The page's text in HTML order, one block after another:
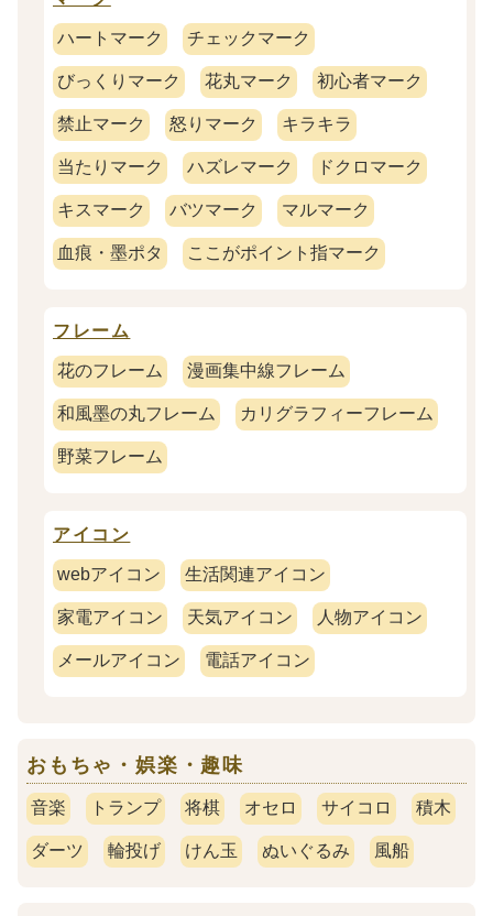
ハートマーク チェックマーク
びっくりマーク 花丸マーク 初心者マーク
禁止マーク 怒りマーク キラキラ
当たりマーク ハズレマーク ドクロマーク
キスマーク バツマーク マルマーク
血痕・墨ポタ ここがポイント指マーク
フレーム
花のフレーム 漫画集中線フレーム
和風墨の丸フレーム カリグラフィーフレーム
野菜フレーム
アイコン
webアイコン 生活関連アイコン
家電アイコン 天気アイコン 人物アイコン
メールアイコン 電話アイコン
おもちゃ・娯楽・趣味
音楽 トランプ 将棋 オセロ サイコロ 積木
ダーツ 輪投げ けん玉 ぬいぐるみ 風船